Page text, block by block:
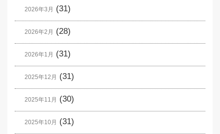
2026年3月 (31)
2026年2月 (28)
2026年1月 (31)
2025年12月 (31)
2025年11月 (30)
2025年10月 (31)